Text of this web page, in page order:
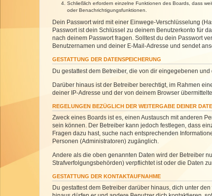
Schließlich erfordern einzelne Funktionen des Boards, dass
oder Benachrichtigungsfunktionen.
Dein Passwort wird mit einer Einwege-Verschlüsselung
Passwort ist dein Schlüssel zu deinem Benutzerkonto für
nach deinem Passwort fragen. Solltest du dein Passwort
Benutzernamen und deiner E-Mail-Adresse und sendet
GESTATTUNG DER DATENSPEICHERUNG
Du gestattest dem Betreiber, die von dir eingegebenen
Darüber hinaus ist der Betreiber berechtigt, im Rahmen
deiner IP-Adresse und der von deinem Browser
REGELUNGEN BEZÜGLICH DER WEITERGABE DEINER
Zweck eines Boards ist es, einen Austausch mit anderen
sein können. Der Betreiber kann jedoch festlegen, dass
Fragen dazu hast, suche nach entsprechenden
Personen (Administratoren) zugänglich.
Andere als die oben genannten Daten wird der Betreiber
Strafverfolgungsbehörden) verpflichtet ist oder die Daten
GESTATTUNG DER KONTAKTAUFNAHME
Du gestattest dem Betreiber darüber hinaus, dich unter